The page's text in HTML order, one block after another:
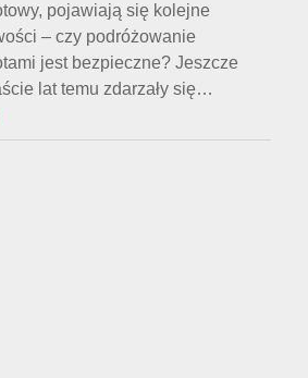
pojawiają się kolejne
– czy podróżowanie
jest bezpieczne? Jeszcze
lat temu zdarzały się…